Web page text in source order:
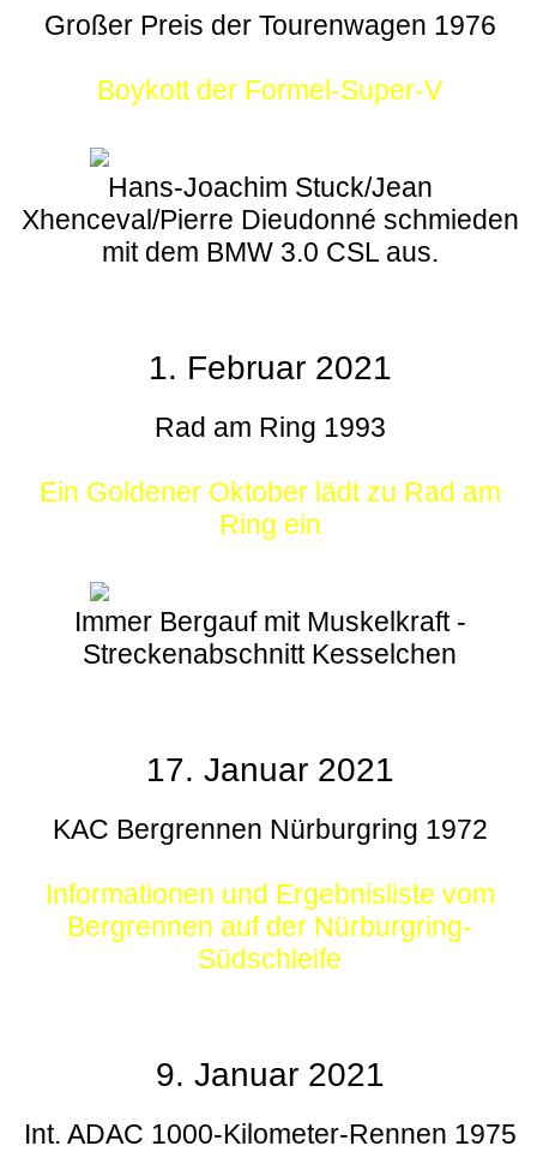
Großer Preis der Tourenwagen 1976
Boykott der Formel-Super-V
Hans-Joachim Stuck/Jean
Xhenceval/Pierre Dieudonné schmieden
mit dem BMW 3.0 CSL aus.
1. Februar 2021
Rad am Ring 1993
Ein Goldener Oktober lädt zu Rad am
Ring ein
Immer Bergauf mit Muskelkraft -
Streckenabschnitt Kesselchen
17. Januar 2021
KAC Bergrennen Nürburgring 1972
Informationen und Ergebnisliste vom
Bergrennen auf der Nürburgring-
Südschleife
9. Januar 2021
Int. ADAC 1000-Kilometer-Rennen 1975